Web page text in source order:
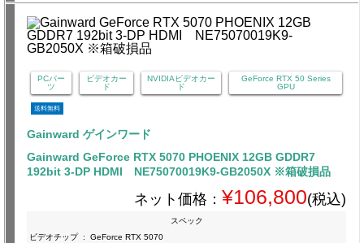
PCパー
ツ
ビデオカー
ド
NVIDIAビデオカー
ド
GeForce RTX 50 Series
GPU
送料無料
Gainward ゲインワード
Gainward GeForce RTX 5070 PHOENIX 12GB GDDR7
192bit 3-DP HDMI NE75070019K9-GB2050X ※箱破損品
ネット価格： ¥106,800(税込)
スペック
ビデオチップ :
GeForce RTX 5070